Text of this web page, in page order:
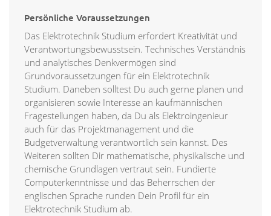
Persönliche Voraussetzungen
Das Elektrotechnik Studium erfordert Kreativität und
Verantwortungsbewusstsein. Technisches Verständnis
und analytisches Denkvermögen sind
Grundvoraussetzungen für ein Elektrotechnik
Studium. Daneben solltest Du auch gerne planen und
organisieren sowie Interesse an kaufmännischen
Fragestellungen haben, da Du als Elektroingenieur
auch für das Projektmanagement und die
Budgetverwaltung verantwortlich sein kannst. Des
Weiteren sollten Dir mathematische, physikalische und
chemische Grundlagen vertraut sein. Fundierte
Computerkenntnisse und das Beherrschen der
englischen Sprache runden Dein Profil für ein
Elektrotechnik Studium ab.